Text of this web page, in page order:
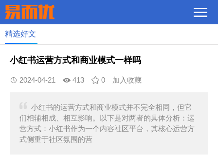
精选好文
小红书运营方式和商业模式一样吗
2024-04-21 413 0 加入收藏
小红书的运营方式和商业模式并不完全相同，但它
们相辅相成、相互影响。以下是对两者的具体分析：运
营方式：小红书作为一个内容社区平台，其核心运营方
式侧重于社区氛围的营